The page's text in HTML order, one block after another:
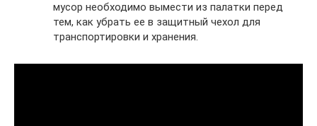
мусор необходимо вымести из палатки перед
тем, как убрать ее в защитный чехол для
транспортировки и хранения.